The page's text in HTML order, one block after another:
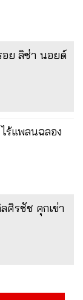
ย ลิซ่า นอยด์
ร้แพลนฉลอง
ศิรชัช คุกเข่า